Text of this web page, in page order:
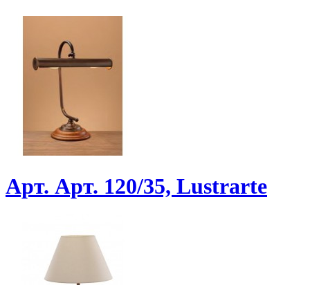
Арт. Арт. 120/35, Lustrarte